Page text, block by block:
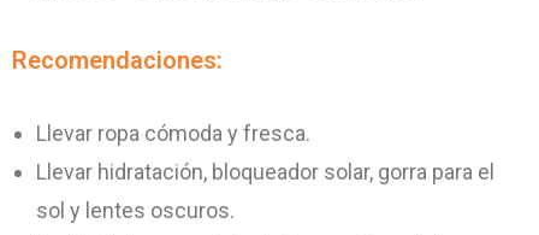
Recomendaciones:
Llevar ropa cómoda y fresca.
Llevar hidratación, bloqueador solar, gorra para el
sol y lentes oscuros.